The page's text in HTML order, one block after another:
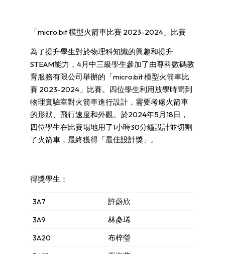
「micro:bit 模型火箭車比賽 2023-2024」比賽
為了提升學生對於物理科知識的興趣和提升
STEAM能力，4月中三級學生參加了由尊科數碼教
育服務有限公司舉辦的「micro:bit 模型火箭車比
賽 2023-2024」比賽。四位學生利用放學時間到
物理實驗室對火箭車進行設計，需要考慮火箭車
的形狀、飛行速度和外觀。於2024年5月18日，
四位學生在比賽場地用了1小時30分鐘設計並切割
了火箭車，最終獲得「最佳設計獎」。
得獎學生：
3A7
許蔚欣
3A9
林彥琋
3A20
布梓瑩